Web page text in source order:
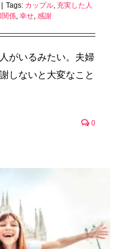
Tags: カップル, 充実した人
関係, 幸せ, 感謝
がいるみたい。夫婦
しないと大変なこと
0